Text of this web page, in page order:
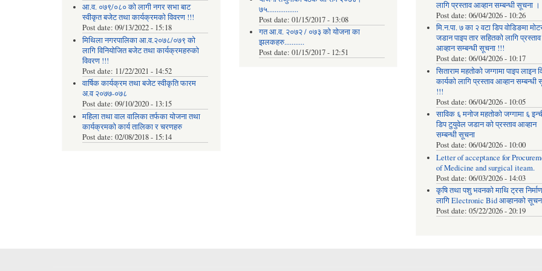
आ.व. ०७९/०८० को लागी नगर सभा बाट
स्वीकृत बजेट तथा कार्यक्रमको विवरण !!!
Post date: 09/13/2022 - 15:18
मिथिला नगरपालिका आ.व.२०७८/०७९ को
लागि विनियोजित बजेट तथा कार्यक्रमहरुको
विवरण !!!
Post date: 11/22/2021 - 14:52
वार्षिक कार्यक्रम तथा बजेट स्वीकृति फारम
अ.व २०७७-०७८
Post date: 09/10/2020 - 13:15
महिला तथा वाल वालिका तर्फका याेजना तथा
कार्यक्रमकाे कार्य तालिका र चरणहरु
Post date: 02/08/2018 - 15:14
७५.................
Post date:01/15/2017 - 13:08
गत आ.व. २०७२ / ०७३ को योजना का
झलकहरु...........
Post date:01/15/2017 - 12:51
लागि प्रस्ताव आव्हान सम्बन्धी सूचना ।
Post date: 06/04/2026 - 10:26
मि.न.पा. ७ का २ वटा डिप वोडिङमा
जडान पाइप तार सहितको लागि प्रस्ताव
आव्हान सम्बन्धी सूचना !!!
Post date: 06/04/2026 - 10:17
सिताराम महतोको जग्गामा पाइप लाइन
कार्यको लागि प्रस्ताव आव्हान सम्बन्धी
!!!
Post date: 06/04/2026 - 10:05
साविक ६ मनोज महतोको जग्गामा ६
डिप टुयुवेल जडान को प्रस्ताव आव्हान
सम्बन्धी सूचना
Post date: 06/04/2026 - 10:00
Letter of acceptance for
of Medicine and surgical iteam.
Post date: 06/03/2026 - 14:03
कृषि तथा पशु भवनको माथि ट्रस
लागि Electronic Bid आव्हानको
Post date: 05/22/2026 - 20:19